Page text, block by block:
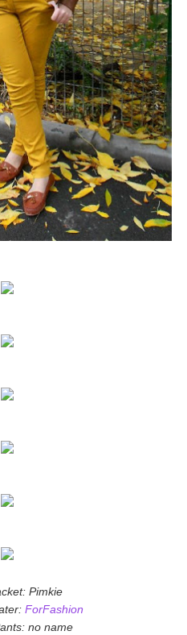
Pimkie
ForFashion
no name